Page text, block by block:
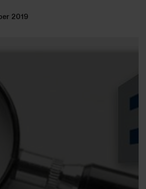
2019